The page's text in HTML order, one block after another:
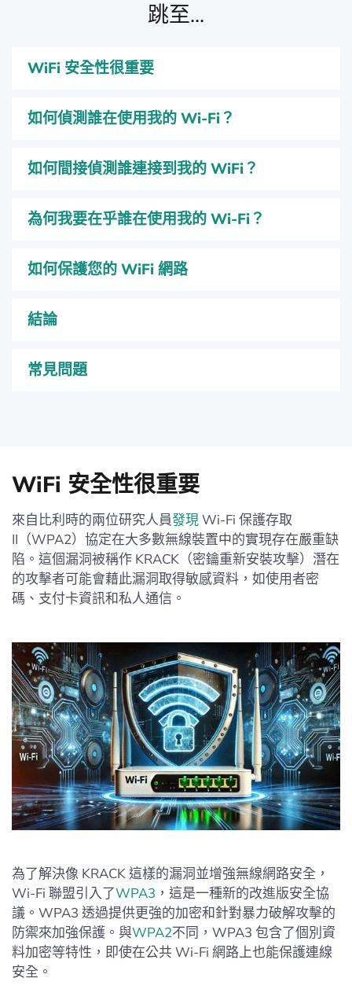
跳至...
WiFi 安全性很重要
如何偵測誰在使用我的 Wi-Fi？
如何間接偵測誰連接到我的 WiFi？
為何我要在乎誰在使用我的 Wi-Fi？
如何保護您的 WiFi 網路
結論
常見問題
WiFi 安全性很重要
來自比利時的兩位研究人員發現Wi-Fi 保護存取
II（WPA2）協定在大多數無線裝置中的實現存在嚴重缺
陷。這個漏洞被稱作 KRACK（密鑰重新安裝攻擊）潛在
的攻擊者可能會藉此漏洞取得敏感資料，如使用者密
碼、支付卡資訊和私人通信。
為了解決像 KRACK 這樣的漏洞並增強無線網路安全，
Wi-Fi 聯盟引入了WPA3 ，這是一種新的改進版安全協
議。WPA3 透過提供更強的加密和針對暴力破解攻擊的
防禦來加強保護。與WPA2不同，WPA3 包含了個別資
料加密等特性，即使在公共 Wi-Fi 網路上也能保護連線
安全。